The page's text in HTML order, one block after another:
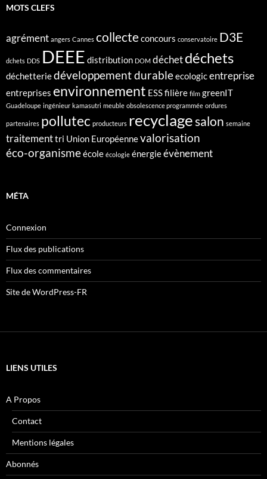
MOTS CLEFS
agrément angers Cannes collecteconcours conservatoire D3E
dchets DDS DEEE distribution DOM déchetdéchets
déchetteriedéveloppement durableecologicentreprise
entreprises environnement ESSfilière film greenIT
Guadeloupe ingénieur kamasutri meuble obsolescence programmée ordures
partenaires pollutec producteurs recyclagesalon semaine
traitementtri Union Européennevalorisation
éco-organismeécole écologie énergieévènement
MÉTA
Connexion
Flux des publications
Flux des commentaires
Site de WordPress-FR
LIENS UTILES
A Propos
Contact
Mentions légales
Abonnés